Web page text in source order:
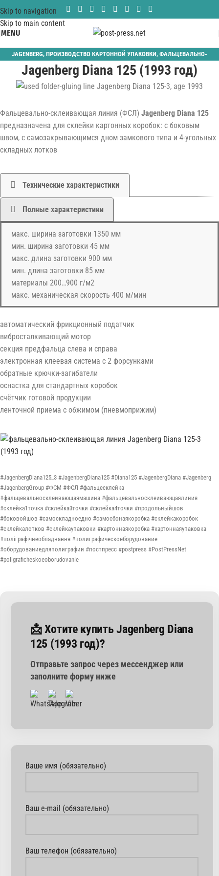
Skip to navigation
Skip to main content
MENU
JAGENBERG, ПРОИЗВОДСТВО КАРТОННОЙ УПАКОВКИ, ФАЛЬЦЕВАЛЬНО-
СКЛЕИВАЮЩИЕ
Jagenberg Diana 125 (1993 год)
Фальцевально-склеивающая линия (ФСЛ) Jagenberg Diana 125
предназначена для склейки картонных коробок: с боковым
швом, с самозакрывающимся дном замкового типа и 4-угольных
складных лотков
Технические характеристики
Полные характеристики
макс. ширина заготовки 1350 мм
мин. ширина заготовки 45 мм
макс. длина заготовки 900 мм
мин. длина заготовки 85 мм
материалы 200…900 г/м2
макс. механическая скорость 400 м/мин
автоматический фрикционный податчик
вибросталкивающий мотор
секция предфальца слева и справа
электронная клеевая система с 2 форсунками
обратные крючки-загибатели
оснастка для стандартных коробок
счётчик готовой продукции
ленточной приема с обжимом (пневмоприжим)
#JagenbergDiana125_3 #JagenbergDiana125 #Diana125 #JagenbergDiana #Jagenberg
#JagenbergGroup #ФСМ #ФСЛ #фальцесклейка
#фальцевальносклеивающаямашина #фальцевальносклеивающаялиния
#склейка1точка #склейка3точки #склейка4точки #продольныйшов
#боковойшов #самоскладноедно #самосбонаякоробка #склейкакоробок
#склейкалотков #склейкаупаковки #картоннаякоробка #картоннаяупаковка
#поліграфічнеобладнання #полиграфическоеборудование
#оборудованиедляполиграфии #постпресс #postpress #PostPressNet
#poligraficheskoeoborudovanie
📩 Хотите купить Jagenberg Diana
125 (1993 год)?
Отправьте запрос через мессенджер или
заполните форму ниже
Ваше имя (обязательно)
Ваш e-mail (обязательно)
Ваш телефон (обязательно)